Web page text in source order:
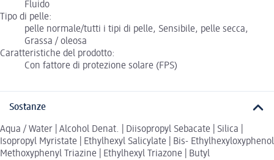
Fluido
Tipo di pelle:
pelle normale/tutti i tipi di pelle, Sensibile, pelle secca,
Grassa / oleosa
Caratteristiche del prodotto:
Con fattore di protezione solare (FPS)
Sostanze
Aqua / Water | Alcohol Denat. | Diisopropyl Sebacate | Silica |
Isopropyl Myristate | Ethylhexyl Salicylate | Bis- Ethylhexyloxyphenol
Methoxyphenyl Triazine | Ethylhexyl Triazone | Butyl